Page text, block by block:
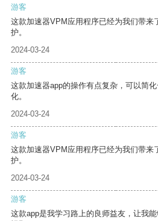
游客
这款加速器VPM应用程序已经为我们带来
护。
2024-03-24
游客
这款加速器app的操作有点复杂，可以简
化。
2024-03-24
游客
这款加速器VPM应用程序已经为我们带来
护。
2024-03-24
游客
这款app是我学习路上的良师益友，让我